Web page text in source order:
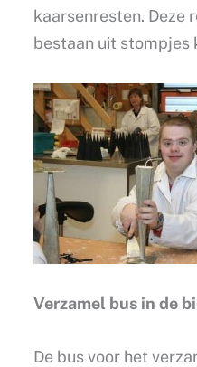
kaarsenresten. Deze
bestaan uit stompjes
Verzamel bus in de
De bus voor het